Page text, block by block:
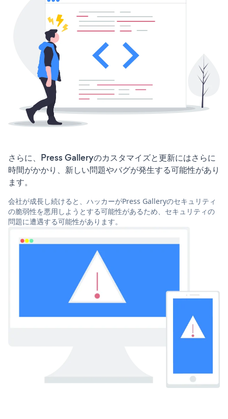
さらに、Press Galleryのカスタマイズと更新にはさらに
時間がかかり、新しい問題やバグが発生する可能性があり
ます。
会社が成長し続けると、ハッカーがPress Galleryのセキュリティ
の脆弱性を悪用しようとする可能性があるため、セキュリティの
問題に遭遇する可能性があります。